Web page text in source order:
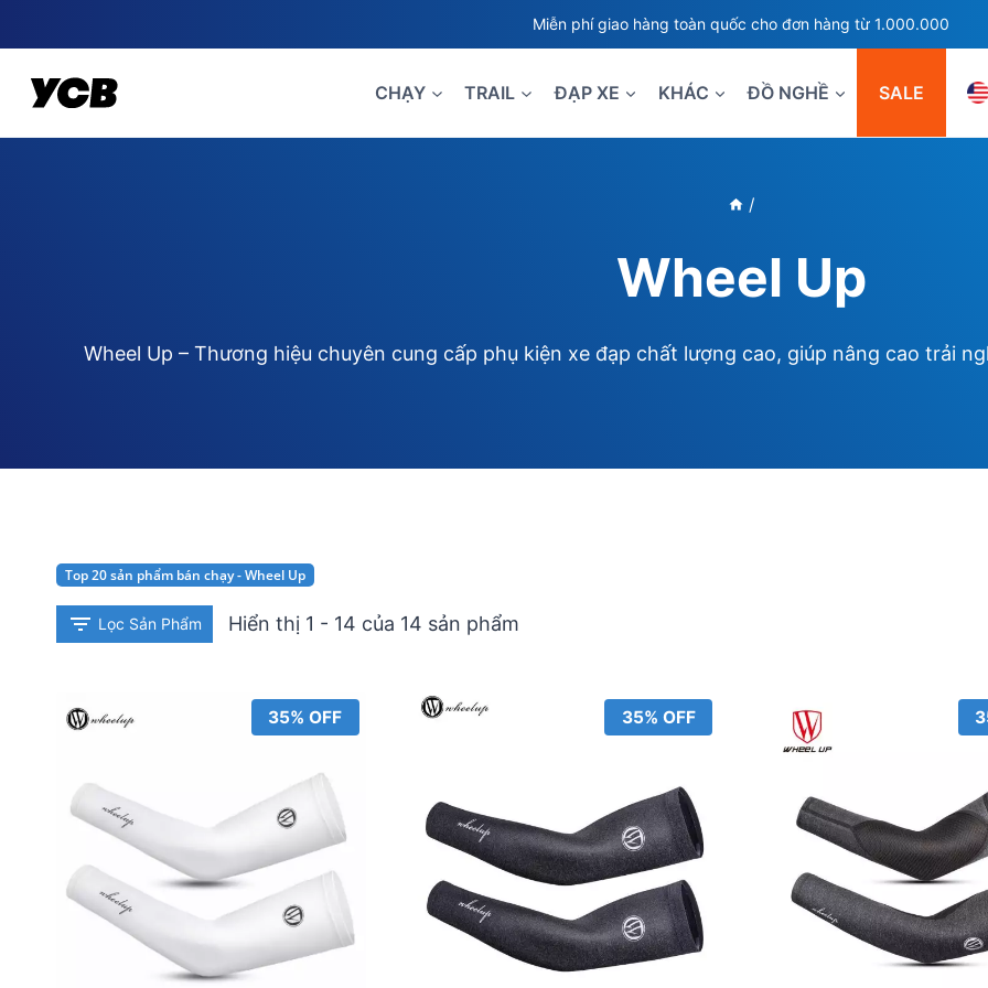
to
content
Miễn phí giao hàng toàn quốc cho đơn hàng từ 1.000.000
CHẠY TRAIL ĐẠP XE KHÁC ĐỒ NGHỀ SALE
/
Wheel Up
Wheel Up – Thương hiệu chuyên cung cấp phụ kiện xe đạp chất lượng cao, giúp nâng cao trải
Top 20 sản phẩm bán chạy - Wheel Up
Lọc Sản Phẩm Hiển thị 1 - 14 của 14 sản phẩm
35% OFF 35% OFF